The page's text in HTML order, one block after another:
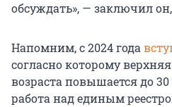
обсуждать», — заключил
Напомним, с 2024 года
согласно которому
возраста повышается до
работа над единым